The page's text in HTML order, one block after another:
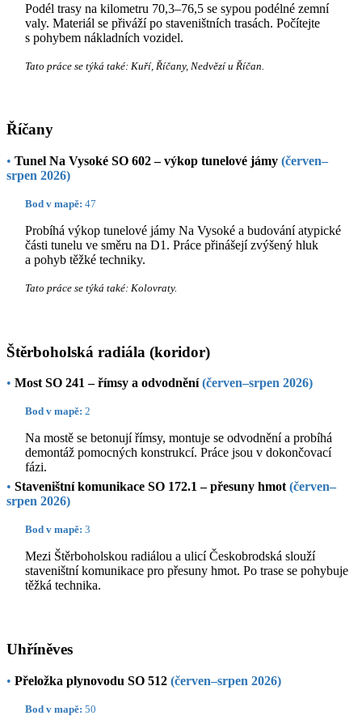
Podél trasy na kilometru 70,3–76,5 se sypou podélné zemní
valy. Materiál se přiváží po staveništních trasách. Počítejte
s pohybem nákladních vozidel.
Tato práce se týká také: Kuří, Říčany, Nedvězí u Říčan.
Říčany
• Tunel Na Vysoké SO 602 – výkop tunelové jámy (červen–
srpen 2026)
Bod v mapě: 47
Probíhá výkop tunelové jámy Na Vysoké a budování atypické
části tunelu ve směru na D1. Práce přinášejí zvýšený hluk
a pohyb těžké techniky.
Tato práce se týká také: Kolovraty.
Štěrboholská radiála (koridor)
• Most SO 241 – římsy a odvodnění(červen–srpen 2026)
Bod v mapě: 2
Na mostě se betonují římsy, montuje se odvodnění a probíhá
demontáž pomocných konstrukcí. Práce jsou v dokončovací
fázi.
• Staveništní komunikace SO 172.1 – přesuny hmot (červen–
srpen 2026)
Bod v mapě: 3
Mezi Štěrboholskou radiálou a ulicí Českobrodská slouží
staveništní komunikace pro přesuny hmot. Po trase se pohybuje
těžká technika.
Uhříněves
• Přeložka plynovodu SO 512 (červen–srpen 2026)
Bod v mapě: 50